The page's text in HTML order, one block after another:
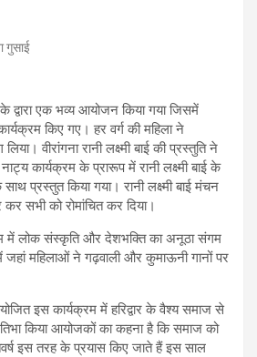
गुसाई
द्वारा एक भव्य आयोजन किया गया जिसमें
किए गए। हर वर्ग की महिला ने
वीरांगना रानी लक्ष्मी बाई की प्रस्तुति ने
कार्यक्रम के प्रारूप में रानी लक्ष्मी बाई के
प्रस्तुत किया गया। रानी लक्ष्मी बाई मंचन
सभी को रोमांचित कर दिया।
में लोक संस्कृति और देशभक्ति का अनूठा संगम
जहां महिलाओं ने गढ़वाली और कुमाऊनी गानों पर
इस कार्यक्रम में हरिद्वार के वैश्य समाज से
किया आयोजकों का कहना है कि समाज को
इस तरह के प्रयास किए जाते हैं इस साल